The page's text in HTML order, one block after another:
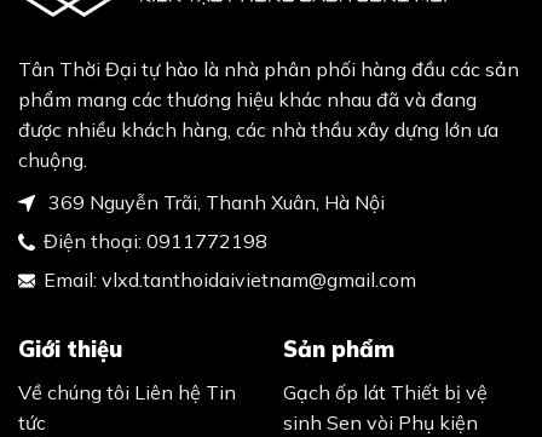
Tân Thời Đại tự hào là nhà phân phối hàng đầu các sản
phẩm mang các thương hiệu khác nhau đã và đang
được nhiều khách hàng, các nhà thầu xây dựng lớn ưa
chuộng.
369 Nguyễn Trãi, Thanh Xuân, Hà Nội
Điện thoại: 0911772198
Email: vlxd.tanthoidaivietnam@gmail.com
Giới thiệu
Về chúng tôi Liên hệ Tin
tức
Sản phẩm
Gạch ốp lát Thiết bị vệ
sinh Sen vòi Phụ kiện